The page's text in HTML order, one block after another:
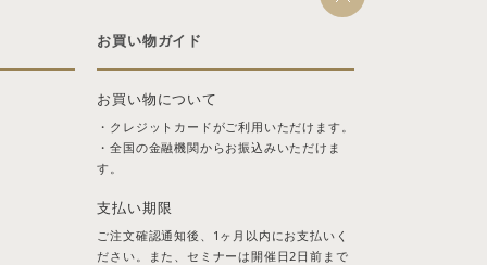
お買い物ガイド
お買い物について
・クレジットカードがご利用いただけます。
・全国の金融機関からお振込みいただけま
す。
支払い期限
ご注文確認通知後、1ヶ月以内にお支払いく
ださい。また、セミナーは開催日2日前まで